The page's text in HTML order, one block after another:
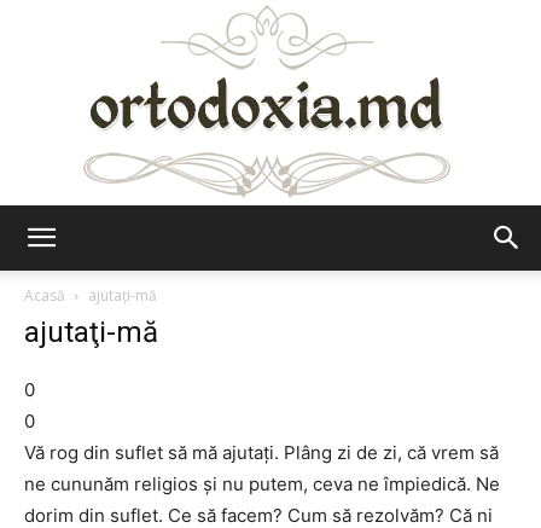
Acasă
ajutaţi-mă
ajutaţi-mă
0
0
Vă rog din suflet să mă ajutaţi. Plâng zi de zi, că vrem să
ne cununăm religios şi nu putem, ceva ne împiedică. Ne
dorim din suflet. Ce să facem? Cum să rezolvăm? Că ni